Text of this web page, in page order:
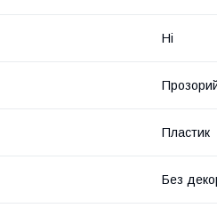
Ні
Пластик
Без